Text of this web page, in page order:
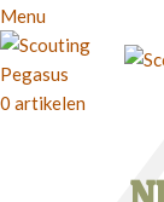
Menu
0 artikelen